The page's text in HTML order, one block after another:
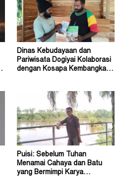
Dinas Kebudayaan dan
Pariwisata Dogiyai Kolaborasi
dengan Kosapa Kembangkan
Puisi: Sebelum Tuhan
Menamai Cahaya dan Batu
yang Bermimpi Karya